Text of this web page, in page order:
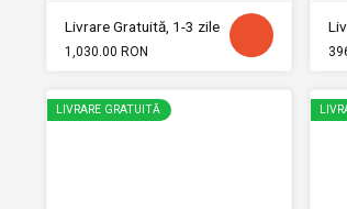
Livrare Gratuită, 1-3 zile
1,030.00 RON
LIVRARE GRATUITĂ